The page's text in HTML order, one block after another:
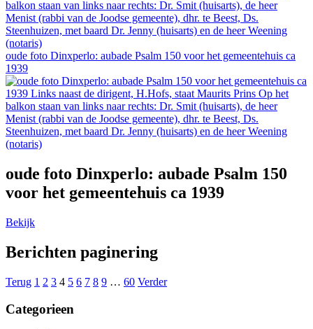
oude foto Dinxperlo: aubade Psalm 150 voor het gemeentehuis ca
1939
oude foto Dinxperlo: aubade Psalm 150
voor het gemeentehuis ca 1939
Bekijk
Berichten paginering
Terug 1 2 3 4 5 6 7 8 9 … 60 Verder
Categorieen